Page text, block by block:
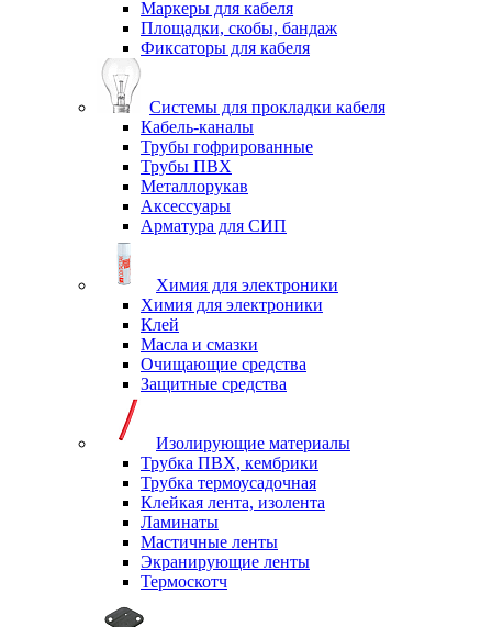
Маркеры для кабеля
Площадки, скобы, бандаж
Фиксаторы для кабеля
Системы для прокладки кабеля
Кабель-каналы
Трубы гофрированные
Трубы ПВХ
Металлорукав
Аксессуары
Арматура для СИП
Химия для электроники
Химия для электроники
Клей
Масла и смазки
Очищающие средства
Защитные средства
Изолирующие материалы
Трубка ПВХ, кембрики
Трубка термоусадочная
Клейкая лента, изолента
Ламинаты
Мастичные ленты
Экранирующие ленты
Термоскотч